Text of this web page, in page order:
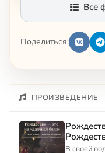
Все
Поделиться:
ПРОИЗВЕДЕНИЕ
Силуана
В своей